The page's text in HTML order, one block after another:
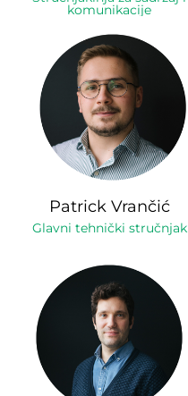
komunikacije
Patrick Vrančić
Glavni tehnički stručnjak